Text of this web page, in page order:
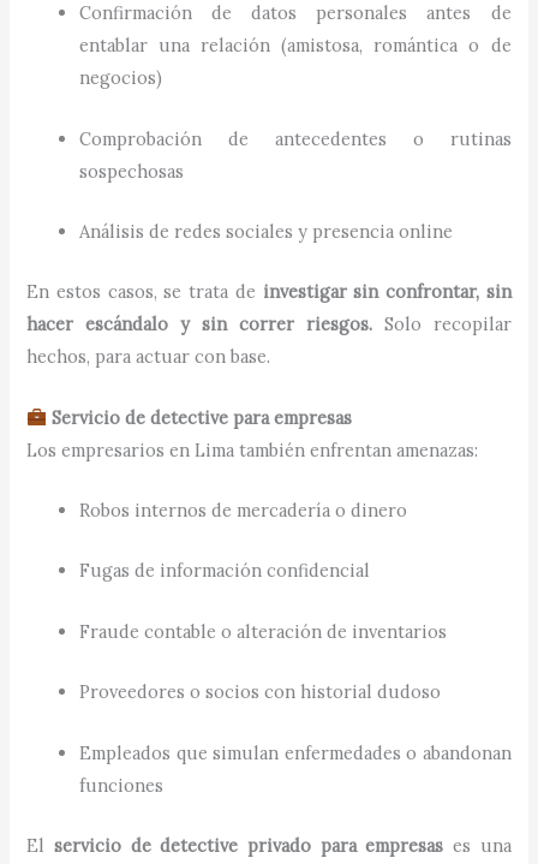
Confirmación de datos personales antes de
entablar una relación (amistosa, romántica o de
negocios)
Comprobación de antecedentes o rutinas
sospechosas
Análisis de redes sociales y presencia online
En estos casos, se trata de investigar sin confrontar, sin
hacer escándalo y sin correr riesgos.Solo recopilar
hechos, para actuar con base.
Servicio de detective para empresas
Los empresarios en Lima también enfrentan amenazas:
Robos internos de mercadería o dinero
Fugas de información confidencial
Fraude contable o alteración de inventarios
Proveedores o socios con historial dudoso
Empleados que simulan enfermedades o abandonan
funciones
Elservicio de detective privado para empresas es una